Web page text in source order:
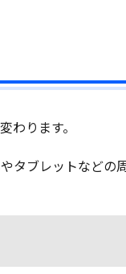
わります。
タブレットなどの